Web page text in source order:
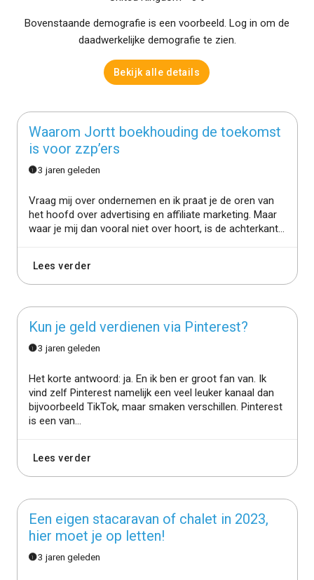
Bovenstaande demografie is een voorbeeld. Log in om de
daadwerkelijke demografie te zien.
Bekijk alle details
Waarom Jortt boekhouding de toekomst
is voor zzp’ers
3 jaren geleden
Vraag mij over ondernemen en ik praat je de oren van
het hoofd over advertising en affiliate marketing. Maar
waar je mij dan vooral niet over hoort, is de achterkant...
Lees verder
Kun je geld verdienen via Pinterest?
3 jaren geleden
Het korte antwoord: ja. En ik ben er groot fan van. Ik
vind zelf Pinterest namelijk een veel leuker kanaal dan
bijvoorbeeld TikTok, maar smaken verschillen. Pinterest
is een van...
Lees verder
Een eigen stacaravan of chalet in 2023,
hier moet je op letten!
3 jaren geleden